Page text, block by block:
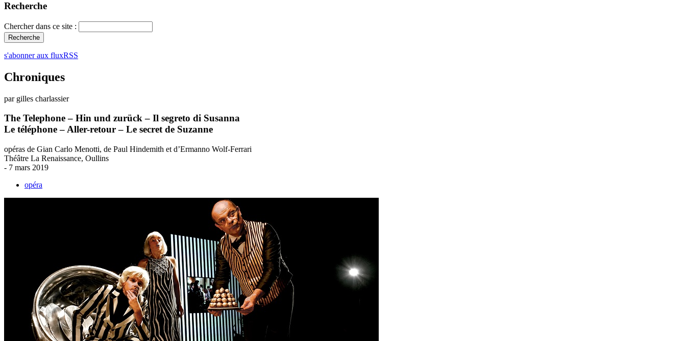
Recherche
Chercher dans ce site :
s'abonner aux fluxRSS
Chroniques
par gilles charlassier
The Telephone – Hin und zurück – Il segreto di Susanna
Le téléphone – Aller-retour – Le secret de Suzanne
opéras de Gian Carlo Menotti, de Paul Hindemith et d’Ermanno Wolf-Ferrari
Théâtre La Renaissance, Oullins
- 7 mars 2019
opéra